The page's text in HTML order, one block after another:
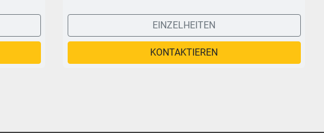
EINZELHEITEN
KONTAKTIEREN